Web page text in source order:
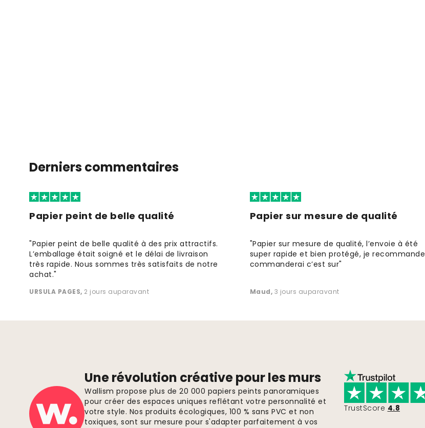
Derniers commentaires
Papier peint de belle qualité
"Papier peint de belle qualité à des prix attractifs.
L’emballage était soigné et le délai de livraison
très rapide. Nous sommes très satisfaits de notre
achat."
URSULA PAGES, 2 jours auparavant
Papier sur mesure de qualité
"Papier sur mesure de qualité, l’envoie à été
super rapide et bien protégé, je recommande
commanderai c’est sur"
Maud, 3 jours auparavant
Une révolution créative pour les murs
Wallism propose plus de 20 000 papiers peints panoramiques
pour créer des espaces uniques reflétant votre personnalité et
votre style. Nos produits écologiques, 100 % sans PVC et non
toxiques, sont sur mesure pour s'adapter parfaitement à vos
TrustScore 4.8